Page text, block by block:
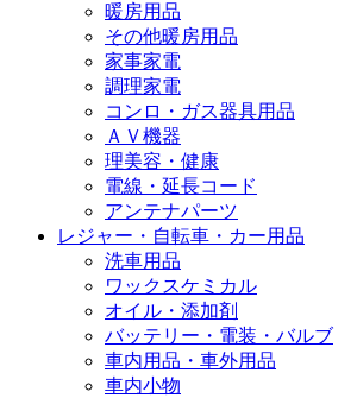
暖房用品
その他暖房用品
家事家電
調理家電
コンロ・ガス器具用品
ＡＶ機器
理美容・健康
電線・延長コード
アンテナパーツ
レジャー・自転車・カー用品
洗車用品
ワックスケミカル
オイル・添加剤
バッテリー・電装・バルブ
車内用品・車外用品
車内小物